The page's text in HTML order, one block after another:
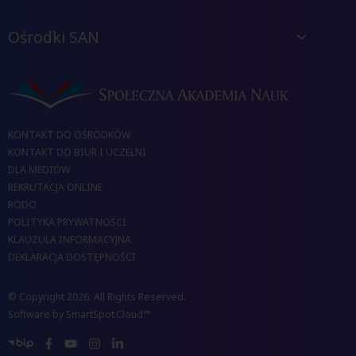
Ośrodki SAN
KONTAKT DO OŚRODKÓW
KONTAKT DO BIUR I UCZELNI
DLA MEDIÓW
REKRUTACJA ONLINE
RODO
POLITYKA PRYWATNOŚCI
KLAUZULA INFORMACYJNA
DEKLARACJA DOSTĘPNOŚCI
© Copyright 2026. All Rights Reserved.
Software by SmartSpot.Cloud™